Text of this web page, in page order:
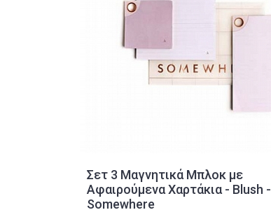
Σετ 3 Μαγνητικά Μπλοκ με
Αφαιρούμενα Χαρτάκια - Blush -
Somewhere